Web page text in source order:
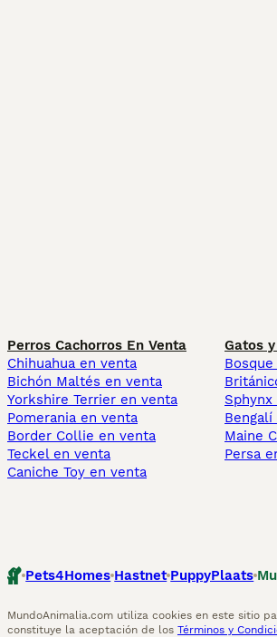
Perros Cachorros En Venta
Chihuahua en venta
Bichón Maltés en venta
Yorkshire Terrier en venta
Pomerania en venta
Border Collie en venta
Teckel en venta
Caniche Toy en venta
Gatos
Maine
Persa
Pets4Homes Hastnet PuppyPlaats
MundoAnimalia.com utiliza cookies en este sitio
constituye la aceptación de los Términos y